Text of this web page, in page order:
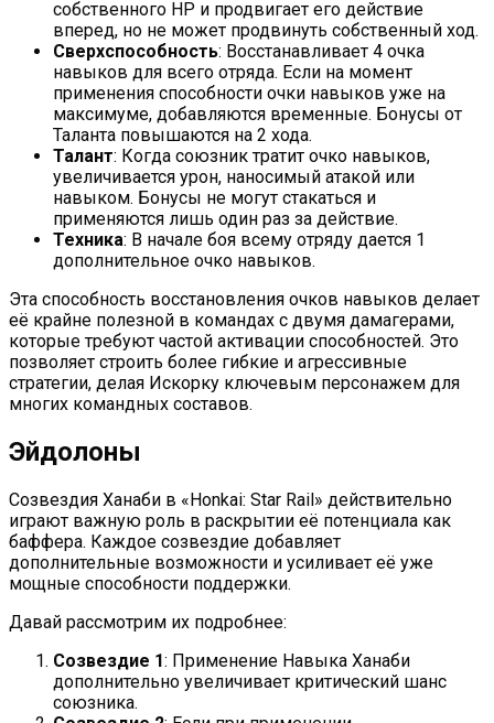
собственного HP и продвигает его действие
вперед, но не может продвинуть собственный ход.
Сверхспособность: Восстанавливает 4 очка
навыков для всего отряда. Если на момент
применения способности очки навыков уже на
максимуме, добавляются временные. Бонусы от
Таланта повышаются на 2 хода.
Талант: Когда союзник тратит очко навыков,
увеличивается урон, наносимый атакой или
навыком. Бонусы не могут стакаться и
применяются лишь один раз за действие.
Техника: В начале боя всему отряду дается 1
дополнительное очко навыков.
Эта способность восстановления очков навыков делает
её крайне полезной в командах с двумя дамагерами,
которые требуют частой активации способностей. Это
позволяет строить более гибкие и агрессивные
стратегии, делая Искорку ключевым персонажем для
многих командных составов.
Эйдолоны
Созвездия Ханаби в «Honkai: Star Rail» действительно
играют важную роль в раскрытии её потенциала как
баффера. Каждое созвездие добавляет
дополнительные возможности и усиливает её уже
мощные способности поддержки.
Давай рассмотрим их подробнее:
Созвездие 1: Применение Навыка Ханаби
дополнительно увеличивает критический шанс
союзника.